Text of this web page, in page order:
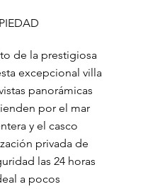
de la prestigiosa
excepcional villa
panorámicas
por el mar
y el casco
privada de
las 24 horas
a pocos